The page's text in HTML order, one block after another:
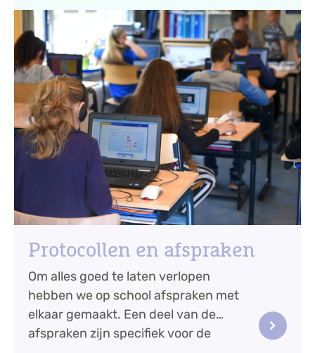
bericht ...
Protocollen en afspraken
Om alles goed te laten verlopen
hebben we op school afspraken met
elkaar gemaakt. Een deel van de
afspraken zijn specifiek voor de